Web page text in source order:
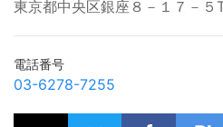
東京都中央区銀座８－１７－
電話番号
03-6278-7255